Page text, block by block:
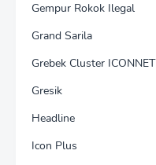
Gempur Rokok Ilegal
Grand Sarila
Grebek Cluster ICONNET
Gresik
Headline
Icon Plus